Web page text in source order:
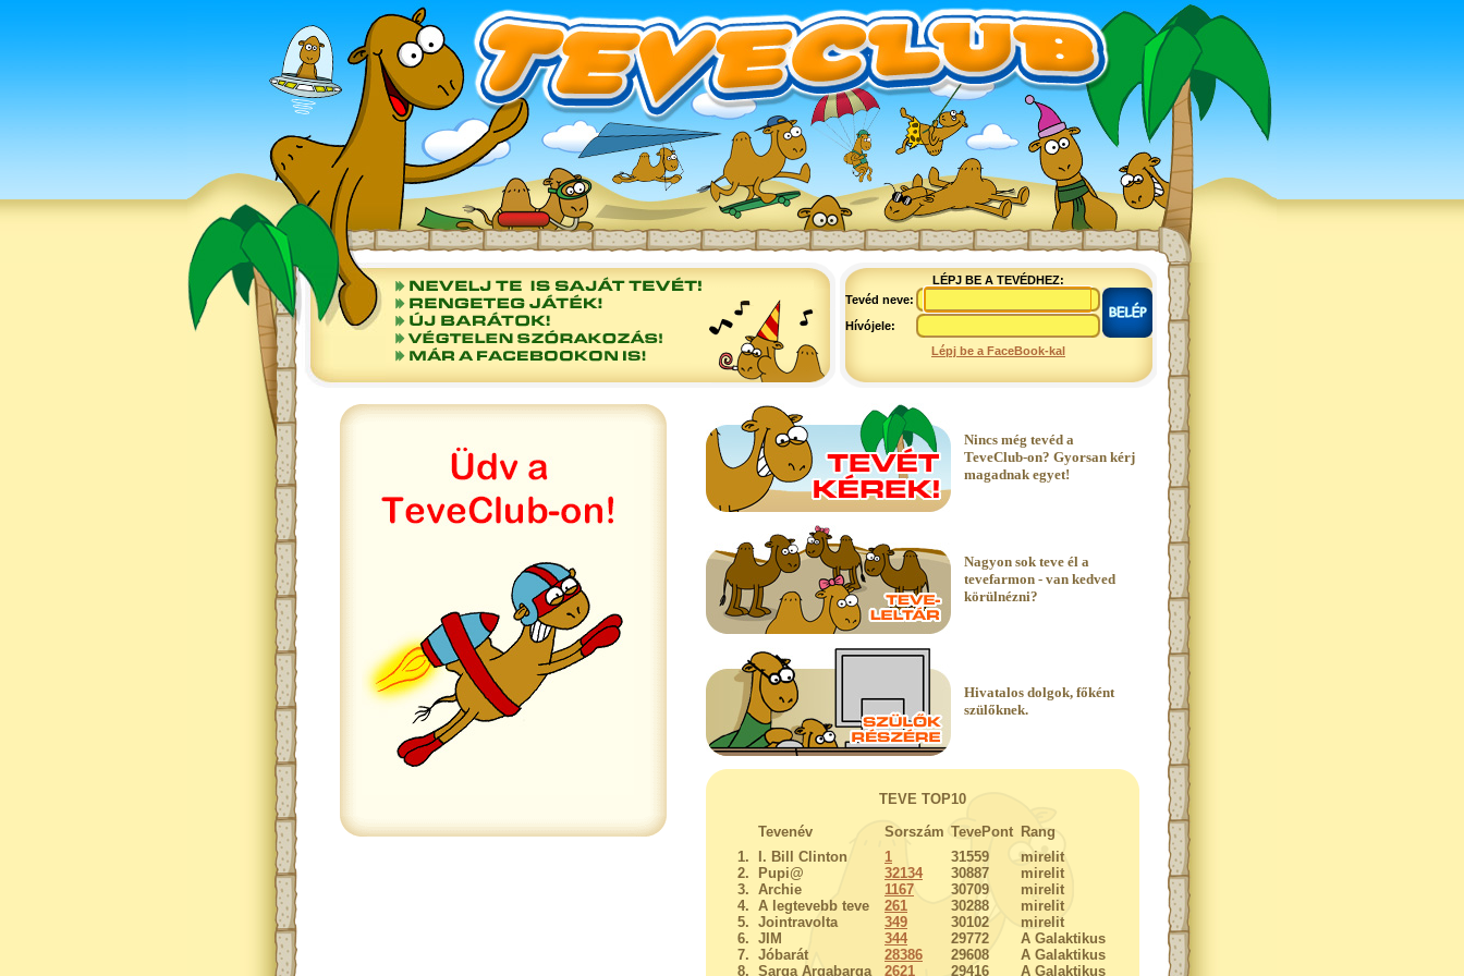
LÉPJ BE A TEVÉDHEZ:
Tevéd neve:
Hívójele:
Lépj be a FaceBook-kal
Nincs még tevéd a
TeveClub-on? Gyorsan kérj
magadnak egyet!
Nagyon sok teve él a
tevefarmon - van kedved
körülnézni?
Hivatalos dolgok, főként
szülőknek.
TEVE TOP10
Tevenév
Sorszám TevePont Rang
1.
I. Bill Clinton 1 31559
mirelit
2.
Pupi@ 32134 30887
mirelit
3. Archie 1167 30709
mirelit
4. A legtevebb teve 261 30288
mirelit
5. Jointravolta 349 30102
mirelit
6. JIM 344 29772
A Galaktikus
7. Jóbarát 28386 29608
A Galaktikus
8. Sarga Argabarga 2621 29416 A Galaktikus